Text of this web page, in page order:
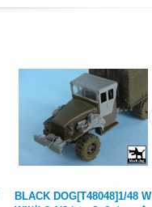
BLACK DOG[T48048]1/48 W